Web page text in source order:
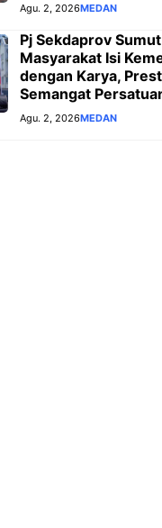
Agu. 2, 2026MEDAN
Pj Sekdaprov
Masyarakat Isi
dengan Karya,
Semangat
Agu. 2, 2026MEDAN